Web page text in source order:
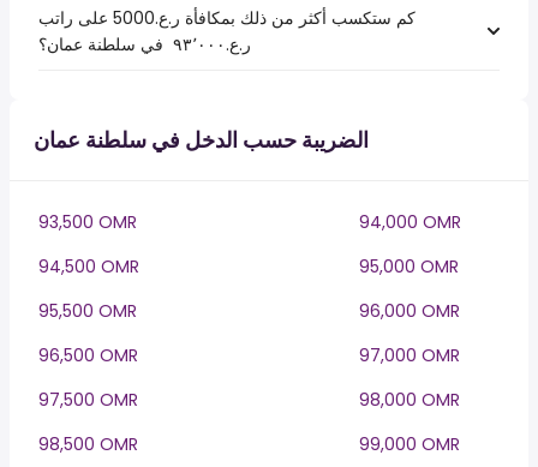
كم ستكسب أكثر من ذلك بمكافأة ر.ع.5000 على راتب
ر.ع.‏٩٣٬٠٠٠ ‏ في سلطنة عمان؟
الضريبة حسب الدخل في سلطنة عمان
93,500 OMR
94,000 OMR
94,500 OMR
95,000 OMR
95,500 OMR
96,000 OMR
96,500 OMR
97,000 OMR
97,500 OMR
98,000 OMR
98,500 OMR
99,000 OMR